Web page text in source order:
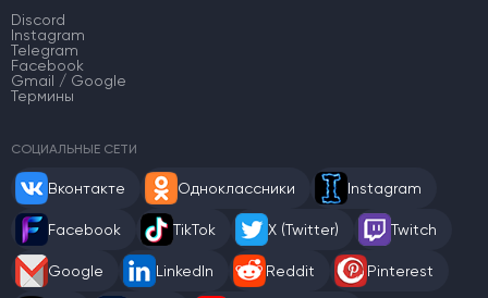
Discord
Instagram
Telegram
Facebook
Gmail / Google
Термины
СОЦИАЛЬНЫЕ СЕТИ
Вконтакте Одноклассники Instagram
Facebook TikTok X (Twitter) Twitch
Google LinkedIn Reddit Pinterest